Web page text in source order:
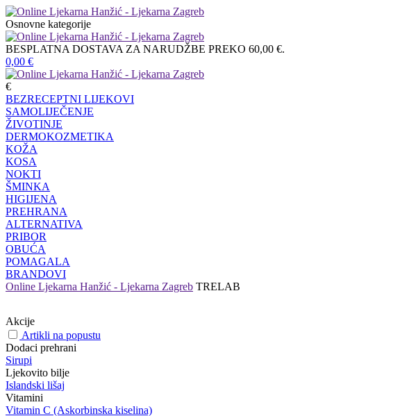
Osnovne kategorije
BESPLATNA DOSTAVA ZA NARUDŽBE PREKO 60,00 €.
0,00 €
€
BEZRECEPTNI LIJEKOVI
SAMOLIJEČENJE
ŽIVOTINJE
DERMOKOZMETIKA
KOŽA
KOSA
NOKTI
ŠMINKA
HIGIJENA
PREHRANA
ALTERNATIVA
PRIBOR
OBUĆA
POMAGALA
BRANDOVI
Online Ljekarna Hanžić - Ljekarna Zagreb TRELAB
Akcije
Artikli na popustu
Dodaci prehrani
Sirupi
Ljekovito bilje
Islandski lišaj
Vitamini
Vitamin C (Askorbinska kiselina)